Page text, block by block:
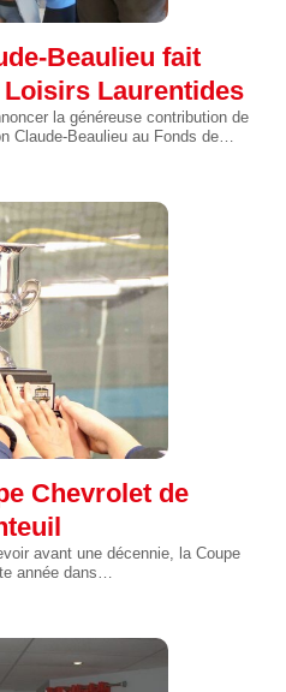
Beaulieu fait
Loisirs Laurentides
la généreuse contribution de
Claude-Beaulieu au Fonds de…
Chevrolet de
avant une décennie, la Coupe
année dans…